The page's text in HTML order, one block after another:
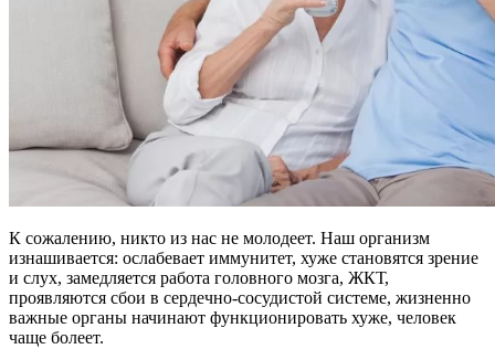
К сожалению, никто из нас не молодеет. Наш организм
изнашивается: ослабевает иммунитет, хуже становятся зрение
и слух, замедляется работа головного мозга, ЖКТ,
проявляются сбои в сердечно-сосудистой системе, жизненно
важные органы начинают функционировать хуже, человек
чаще болеет.